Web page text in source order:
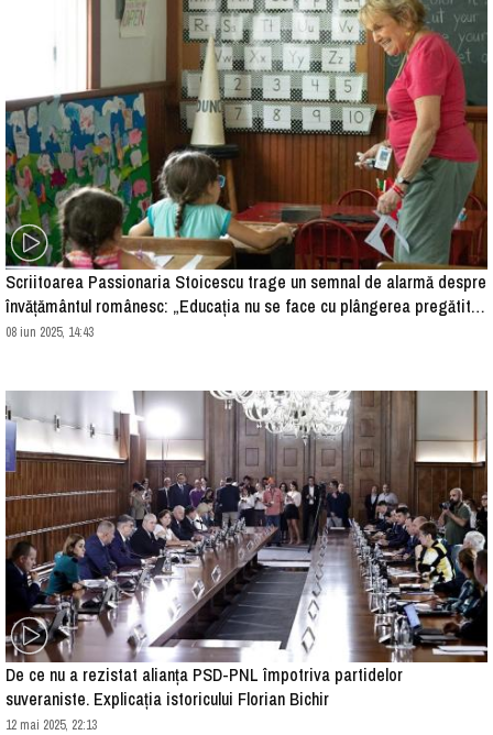
Scriitoarea Passionaria Stoicescu trage un semnal de alarmă despre
învățământul românesc: „Educația nu se face cu plângerea pregătită
în buzunarul părintelui”
08 iun 2025, 14:43
De ce nu a rezistat alianța PSD-PNL împotriva partidelor
suveraniste. Explicația istoricului Florian Bichir
12 mai 2025, 22:13